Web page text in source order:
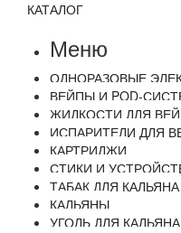
КАТАЛОГ
Меню
ОДНОРАЗОВЫЕ
ВЕЙПЫ И POD-
ЖИДКОСТИ ДЛЯ
ИСПАРИТЕЛИ ДЛЯ
КАРТРИДЖИ
СТИКИ И
ТАБАК ДЛЯ КАЛЬЯНА
КАЛЬЯНЫ
УГОЛЬ ДЛЯ КАЛЬЯНА